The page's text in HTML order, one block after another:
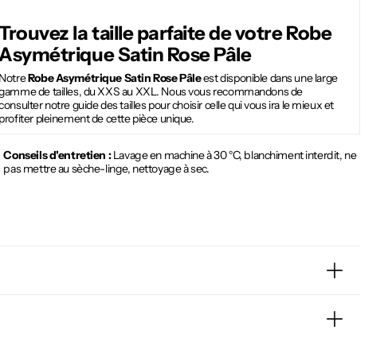
la taille parfaite de votreRobe
Satin Rose Pâle
NotreRobe Asymétrique Satin Rose Pâleest disponible dans une large
de tailles, du XXS au XXL. Nous vous recommandons de
notre guide des tailles pour choisir celle qui vous ira le mieux et
profiter pleinement de cette pièce unique.
Conseils d'entretien :Lavage en machine à 30 °C, blanchiment interdit, ne
pas mettre au sèche-linge, nettoyage à sec.